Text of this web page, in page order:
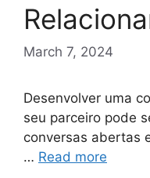
March 7, 2024
Desenvolver uma
seu parceiro pode
conversas abertas
… Read more